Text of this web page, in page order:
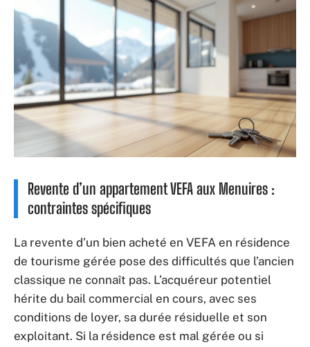
Revente d’un appartement VEFA aux Menuires :
contraintes spécifiques
La revente d’un bien acheté en VEFA en résidence
de tourisme gérée pose des difficultés que l’ancien
classique ne connaît pas. L’acquéreur potentiel
hérite du bail commercial en cours, avec ses
conditions de loyer, sa durée résiduelle et son
exploitant. Si la résidence est mal gérée ou si